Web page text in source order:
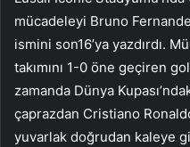
mücadeleyi Bruno
ismini son16’ya yazdırdı.
takımını 1-0 öne geçiren
zamanda Dünya
çaprazdan Cristiano
yuvarlak doğrudan kaleye